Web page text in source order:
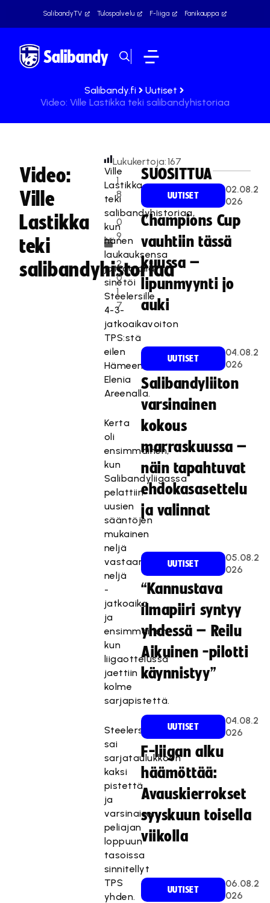
SalibandyTV Tulospalvelu F-liiga Fanikauppa
Salibandy.fi
Uutiset
Video: Ville Lastikka teki salibandyhistoriaa
Video:
Ville
Lastikka
teki
salibandyhistoriaa
1
8
.
0
9
.
2
0
1
7
Lukukertoja:167
Ville
Lastikka
teki
salibandyhistoriaa,
kun
hänen
laukauksensa
jatkoajalla
sinetöi
Steelersille
4-3-
jatkoaikavoiton
TPS:stä
eilen
Hämeenlinnan
Elenia
Areenalla.
Kerta
oli
ensimmäinen,
kun
Salibandyliigassa
pelattiin
uusien
sääntöjen
mukainen
neljä
vastaan
neljä
-
jatkoaika
ja
ensimmäinen,
kun
liigaottelussa
jaettiin
kolme
sarjapistettä.
Steelers
sai
sarjataulukkoon
kaksi
pistettä
ja
varsinaisen
peliajan
loppuun
tasoissa
sinnitellyt
TPS
yhden.
SUOSITTUA
UUTISET
02.08.2
026
Champions Cup
vauhtiin tässä
kuussa –
lipunmyynti jo
auki
UUTISET
04.08.2
026
Salibandyliiton
varsinainen
kokous
marraskuussa –
näin tapahtuvat
ehdokasasettelu
ja valinnat
UUTISET
05.08.2
026
“Kannustava
ilmapiiri syntyy
yhdessä – Reilu
Aikuinen -pilotti
käynnistyy”
UUTISET
04.08.2
026
F-liigan alku
häämöttää:
Avauskierrokset
syyskuun toisella
viikolla
UUTISET
06.08.2
026